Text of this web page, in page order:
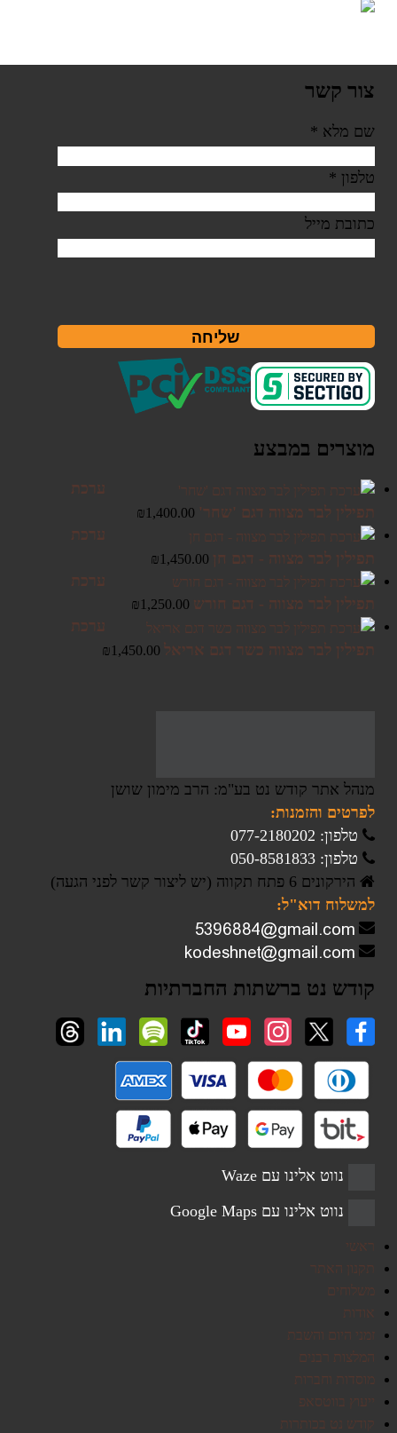
צור קשר
שם מלא *
טלפון *
כתובת מייל
שליחה
מוצרים במבצע
ערכת
תפילין לבר מצווה דגם 'שחר'
₪1,400.00
ערכת
תפילין לבר מצווה - דגם חן
₪1,450.00
ערכת
תפילין לבר מצווה - דגם חורש
₪1,250.00
ערכת
תפילין לבר מצווה כשר דגם אריאל
₪1,450.00
מנהל אתר קודש נט בע"מ: הרב מימון שושן
לפרטים והזמנות:
טלפון: 050-8581833
הירקונים 6 פתח תקווה (יש ליצור קשר לפני הגעה)
למשלוח דוא"ל:
קודש נט ברשתות החברתיות
נווט אלינו עם Google Maps